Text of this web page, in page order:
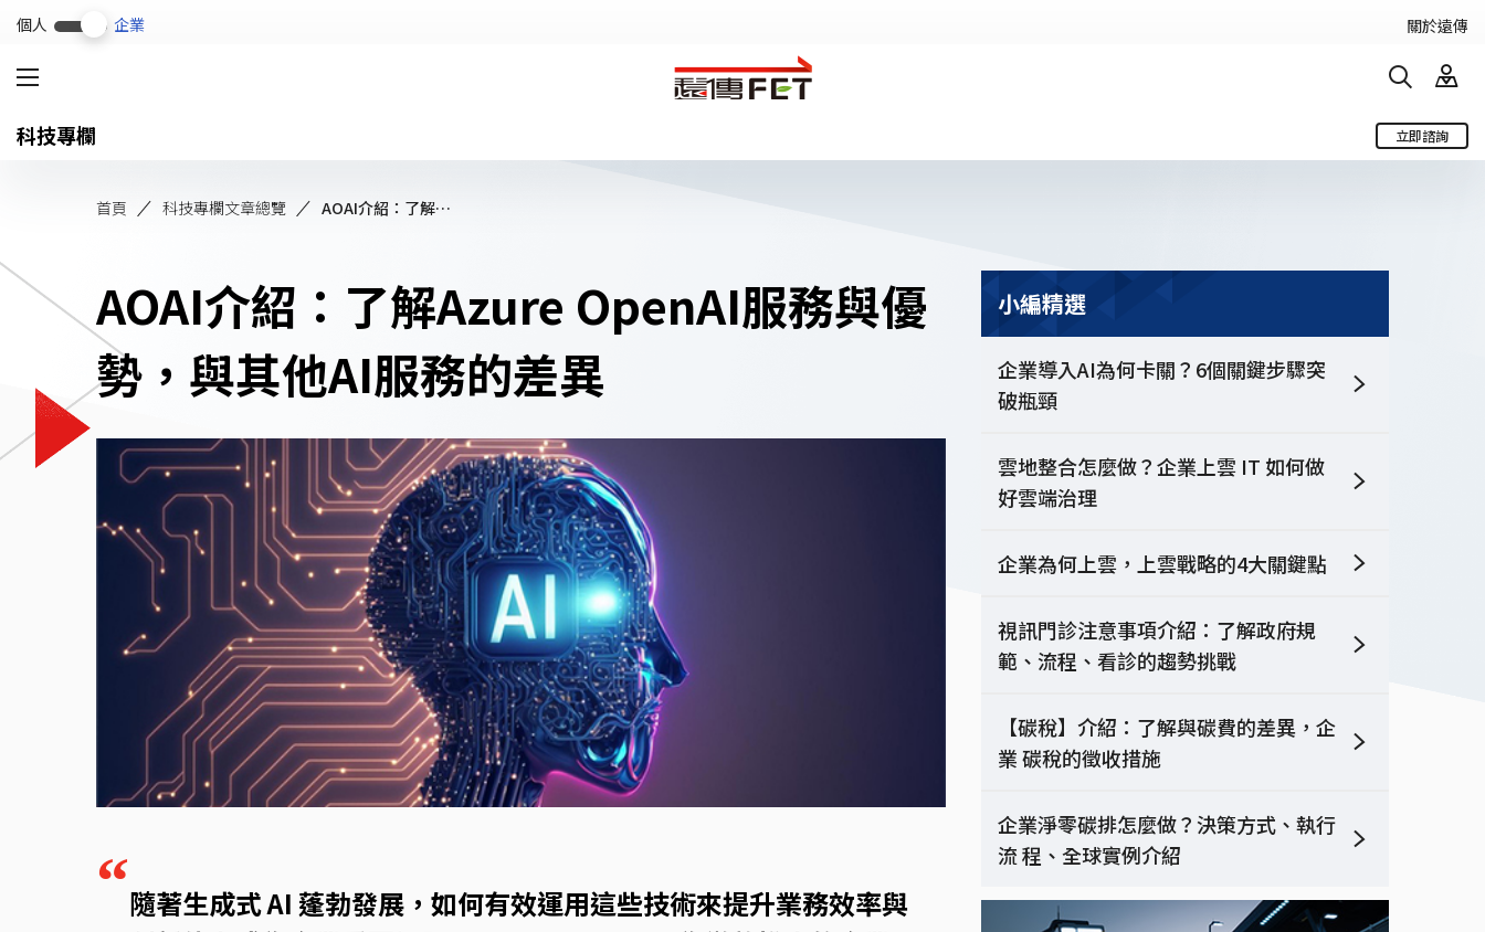
個人 企業 關於遠傳
客服信箱
常用關鍵字
企業方案 繳費 企業 心守護 漫遊 元大證券
聯絡客服
產品與服務
成功案例
幫助中心
認識遠傳企業服務
企業用戶登入
微電網
電動車充電系統
數位轉型
雲端服務
Microsoft LSP
遠傳顧問服務
企業上雲與管理
產業應用
智慧建築
智慧製造
電信服務
遠傳物聯網
台商服務專區
主題企劃
YouTube 影音專區 數位轉型白皮書 智慧製造型錄索取
遠傳智慧建築
科技專欄 立即諮詢
首頁 科技專欄文章總覽 AOAI介紹：了解Azure OpenA...
AOAI介紹：了解Azure OpenAI服務與優
勢，與其他AI服務的差異
“隨著生成式 AI 蓬勃發展，如何有效運用這些技術來提升業務效率與
小編精選
企業導入AI為何卡關？6個關鍵步驟突
破瓶頸
雲地整合怎麼做？企業上雲 IT 如何做
好雲端治理
企業為何上雲，上雲戰略的4大關鍵點
視訊門診注意事項介紹：了解政府規
範、流程、看診的趨勢挑戰
【碳稅】介紹：了解與碳費的差異，企
業 碳稅的徵收措施
企業淨零碳排怎麼做？決策方式、執行
流 程、全球實例介紹